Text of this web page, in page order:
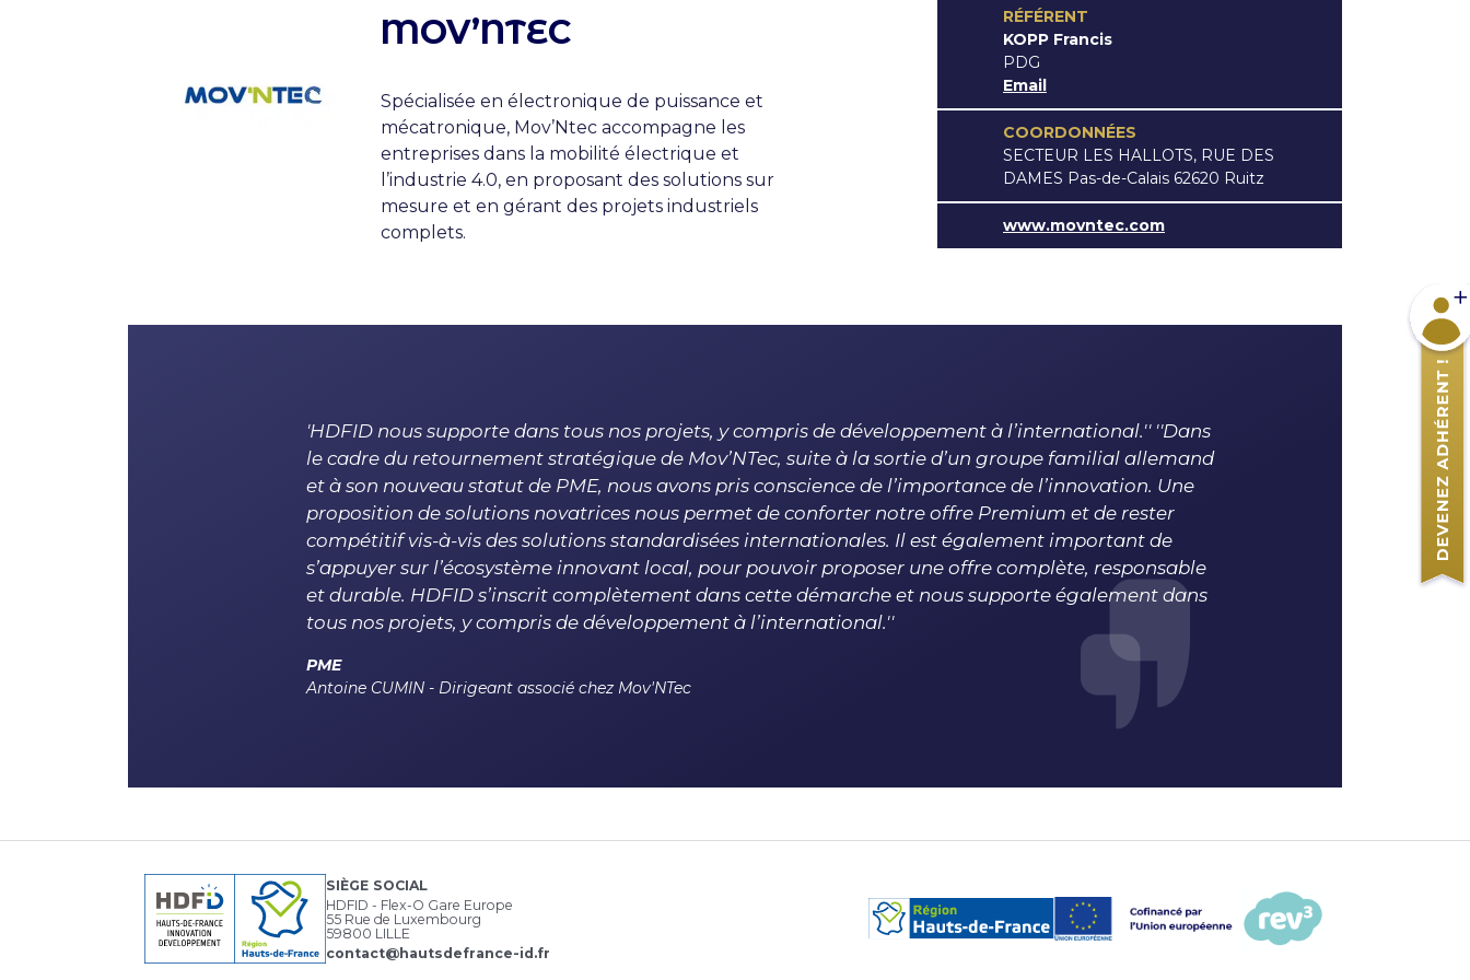
MOV’NTEC
Spécialisée en électronique de puissance et
mécatronique, Mov’Ntec accompagne les
entreprises dans la mobilité électrique et
l’industrie 4.0, en proposant des solutions sur
mesure et en gérant des projets industriels
complets.
RÉFÉRENT
KOPP Francis
PDG
Email
COORDONNÉES
SECTEUR LES HALLOTS, RUE DES
DAMES Pas-de-Calais 62620 Ruitz
www.movntec.com
'HDFID nous supporte dans tous nos projets, y compris de développement à l’international.'' ''Dans
le cadre du retournement stratégique de Mov’NTec, suite à la sortie d’un groupe familial allemand
et à son nouveau statut de PME, nous avons pris conscience de l’importance de l’innovation. Une
proposition de solutions novatrices nous permet de conforter notre offre Premium et de rester
compétitif vis-à-vis des solutions standardisées internationales. Il est également important de
s’appuyer sur l’écosystème innovant local, pour pouvoir proposer une offre complète, responsable
et durable. HDFID s’inscrit complètement dans cette démarche et nous supporte également dans
tous nos projets, y compris de développement à l’international.''
PME
Antoine CUMIN - Dirigeant associé chez Mov'NTec
SIÈGE SOCIAL
HDFID - Flex-O Gare Europe
55 Rue de Luxembourg
59800 LILLE
contact@hautsdefrance-id.fr